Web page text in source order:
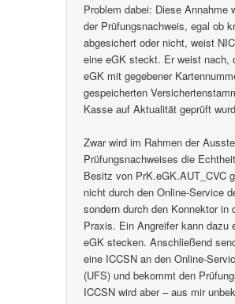
Problem dabei: Diese Annahme
der Prüfungsnachweis, egal ob
abgesichert oder nicht, weist
eine eGK steckt. Er weist nach,
eGK mit gegebener
gespeicherten
Kasse auf Aktualität geprüft
Zwar wird im Rahmen der
Prüfungsnachweises die
Besitz von PrK.eGK.AUT_CVC
nicht durch den Online-Service
sondern durch den Konnektor in
Praxis. Ein Angreifer kann dazu
eGK stecken. Anschließend
eine ICCSN an den Online-
(UFS) und bekommt den
ICCSN wird aber – aus mir